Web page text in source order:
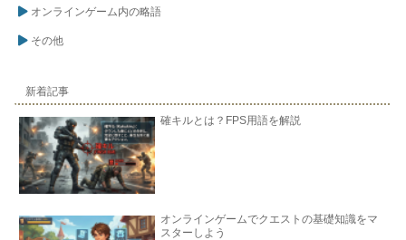
オンラインゲーム内の略語
その他
新着記事
確キルとは？FPS用語を解説
オンラインゲームでクエストの基礎知識をマ
スターしよう